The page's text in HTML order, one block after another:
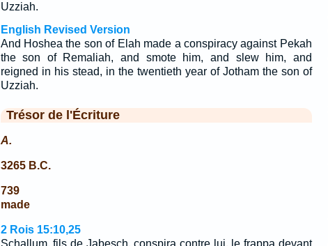
Uzziah.
English Revised Version
And Hoshea the son of Elah made a conspiracy against Pekah
the son of Remaliah, and smote him, and slew him, and
reigned in his stead, in the twentieth year of Jotham the son of
Uzziah.
Trésor de l'Écriture
A.
3265 B.C.
739
made
2 Rois 15:10,25
Schallum, fils de Jabesch, conspira contre lui, le frappa devant